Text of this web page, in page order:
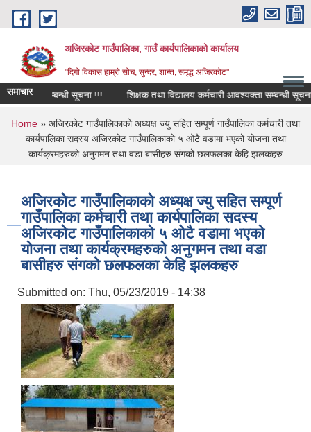
Skip to main content
अजिरकोट गाउँपालिका, गाउँ कार्यपालिकाको कार्यालय
"दिगो विकास हाम्रो सोच, सुन्दर, शान्त, समृद्ध अजिरकोट"
समाचार
सम्बन्धी सूचना !!! शिक्षक तथा विद्यालय कर्मचारी आवश्यक्ता सम्बन्धी सूचना ।
You are here
Home » अजिरकोट गाउँपालिकाको अध्यक्ष ज्यु सहित सम्पूर्ण गाउँपालिका कर्मचारी तथा
कार्यपालिका सदस्य अजिरकोट गाउँपालिकाको ५ ओटै वडामा भएको योजना तथा
कार्यक्रमहरुको अनुगमन तथा वडा बासीहरु संगको छलफलका केहि झलकहरु
अजिरकोट गाउँपालिकाको अध्यक्ष ज्यु सहित सम्पूर्ण
गाउँपालिका कर्मचारी तथा कार्यपालिका सदस्य
अजिरकोट गाउँपालिकाको ५ ओटै वडामा भएको
योजना तथा कार्यक्रमहरुको अनुगमन तथा वडा
बासीहरु संगको छलफलका केहि झलकहरु
Submitted on: Thu, 05/23/2019 - 14:38